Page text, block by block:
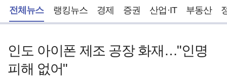
전체뉴스 랭킹뉴스 경제 증권 산업·IT 부동산
인도 아이폰 제조 공장 화재…"인명
피해 없어"